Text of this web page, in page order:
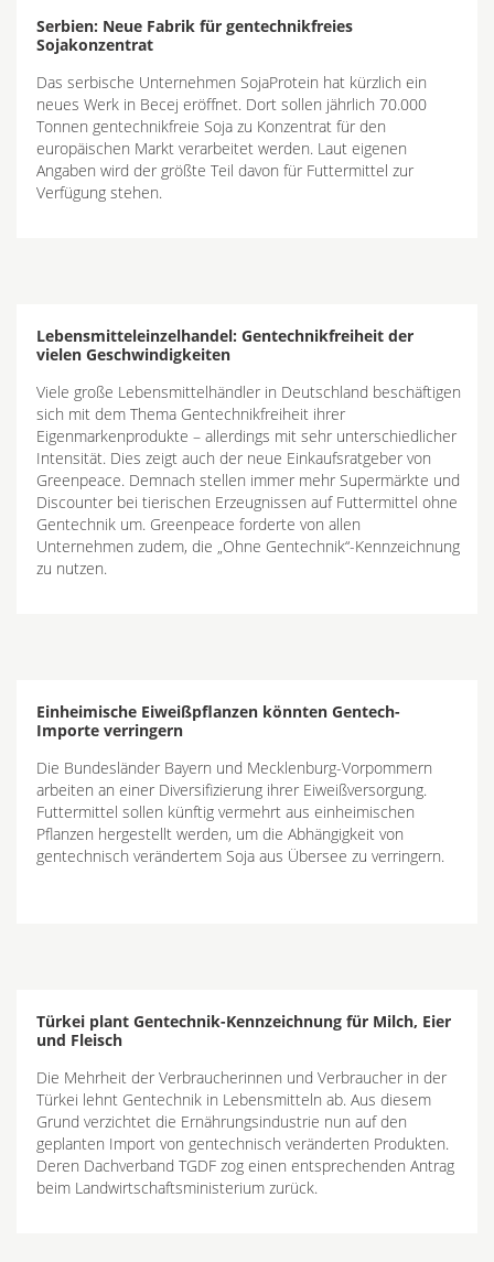
Serbien: Neue Fabrik für gentechnikfreies
Sojakonzentrat
Das serbische Unternehmen SojaProtein hat kürzlich ein
neues Werk in Becej eröffnet. Dort sollen jährlich 70.000
Tonnen gentechnikfreie Soja zu Konzentrat für den
europäischen Markt verarbeitet werden. Laut eigenen
Angaben wird der größte Teil davon für Futtermittel zur
Verfügung stehen.
Lebensmitteleinzelhandel: Gentechnikfreiheit der
vielen Geschwindigkeiten
Viele große Lebensmittelhändler in Deutschland beschäftigen
sich mit dem Thema Gentechnikfreiheit ihrer
Eigenmarkenprodukte – allerdings mit sehr unterschiedlicher
Intensität. Dies zeigt auch der neue Einkaufsratgeber von
Greenpeace. Demnach stellen immer mehr Supermärkte und
Discounter bei tierischen Erzeugnissen auf Futtermittel ohne
Gentechnik um. Greenpeace forderte von allen
Unternehmen zudem, die „Ohne Gentechnik“-Kennzeichnung
zu nutzen.
Einheimische Eiweißpflanzen könnten Gentech-
Importe verringern
Die Bundesländer Bayern und Mecklenburg-Vorpommern
arbeiten an einer Diversifizierung ihrer Eiweißversorgung.
Futtermittel sollen künftig vermehrt aus einheimischen
Pflanzen hergestellt werden, um die Abhängigkeit von
gentechnisch verändertem Soja aus Übersee zu verringern.
Türkei plant Gentechnik-Kennzeichnung für Milch, Eier
und Fleisch
Die Mehrheit der Verbraucherinnen und Verbraucher in der
Türkei lehnt Gentechnik in Lebensmitteln ab. Aus diesem
Grund verzichtet die Ernährungsindustrie nun auf den
geplanten Import von gentechnisch veränderten Produkten.
Deren Dachverband TGDF zog einen entsprechenden Antrag
beim Landwirtschaftsministerium zurück.